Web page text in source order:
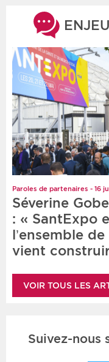
Paroles de partenaires - 16
Séverine
: « SantExpo
l’ensemble
vient
VOIR TOUS LES
Suivez-nous